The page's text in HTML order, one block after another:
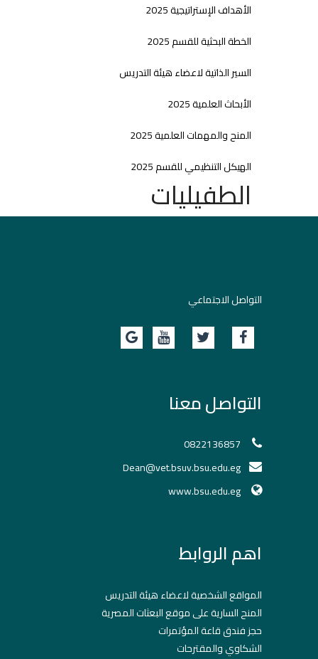
الأهداف الإستراتيجية 2025
الخطة البحثية للقسم 2025
السير الذاتية لاعضاء هيئة التدريس
الأبحاث العلمية 2025
المنح والمهمات العلمية 2025
الهيكل التنظيمي للقسم 2025
الطفيليات
التواصل الاجتماعي
التواصل معنا
0822136857
Dean@vet.bsuv.bsu.edu.eg
www.bsu.edu.eg
اهم الروابط
المواقع الشخصية لاعضاء هيئة التدريس
المنح السارية على موقع البعثات المصرية
حجز فندق قاعة المؤتمرات
الشكاوي والمقترحات